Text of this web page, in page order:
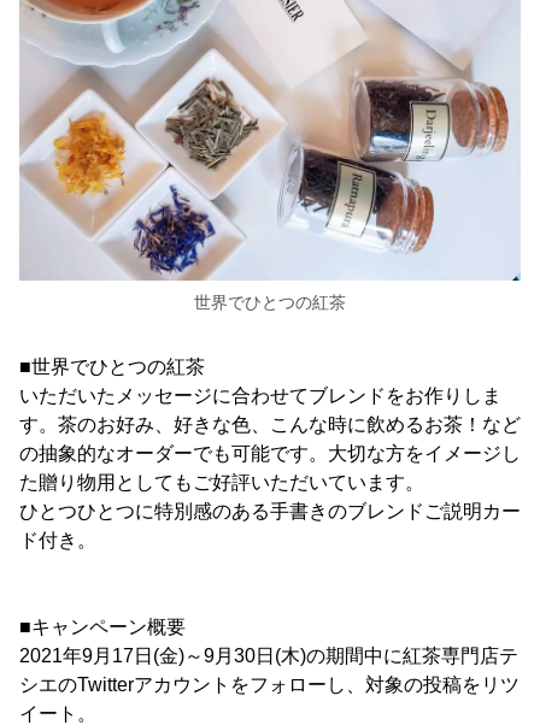
世界でひとつの紅茶
■世界でひとつの紅茶
いただいたメッセージに合わせてブレンドをお作りしま
す。茶のお好み、好きな色、こんな時に飲めるお茶！など
の抽象的なオーダーでも可能です。大切な方をイメージし
た贈り物用としてもご好評いただいています。
ひとつひとつに特別感のある手書きのブレンドご説明カー
ド付き。
■キャンペーン概要
2021年9月17日(金)～9月30日(木)の期間中に紅茶専門店テ
シエのTwitterアカウントをフォローし、対象の投稿をリツ
イート。